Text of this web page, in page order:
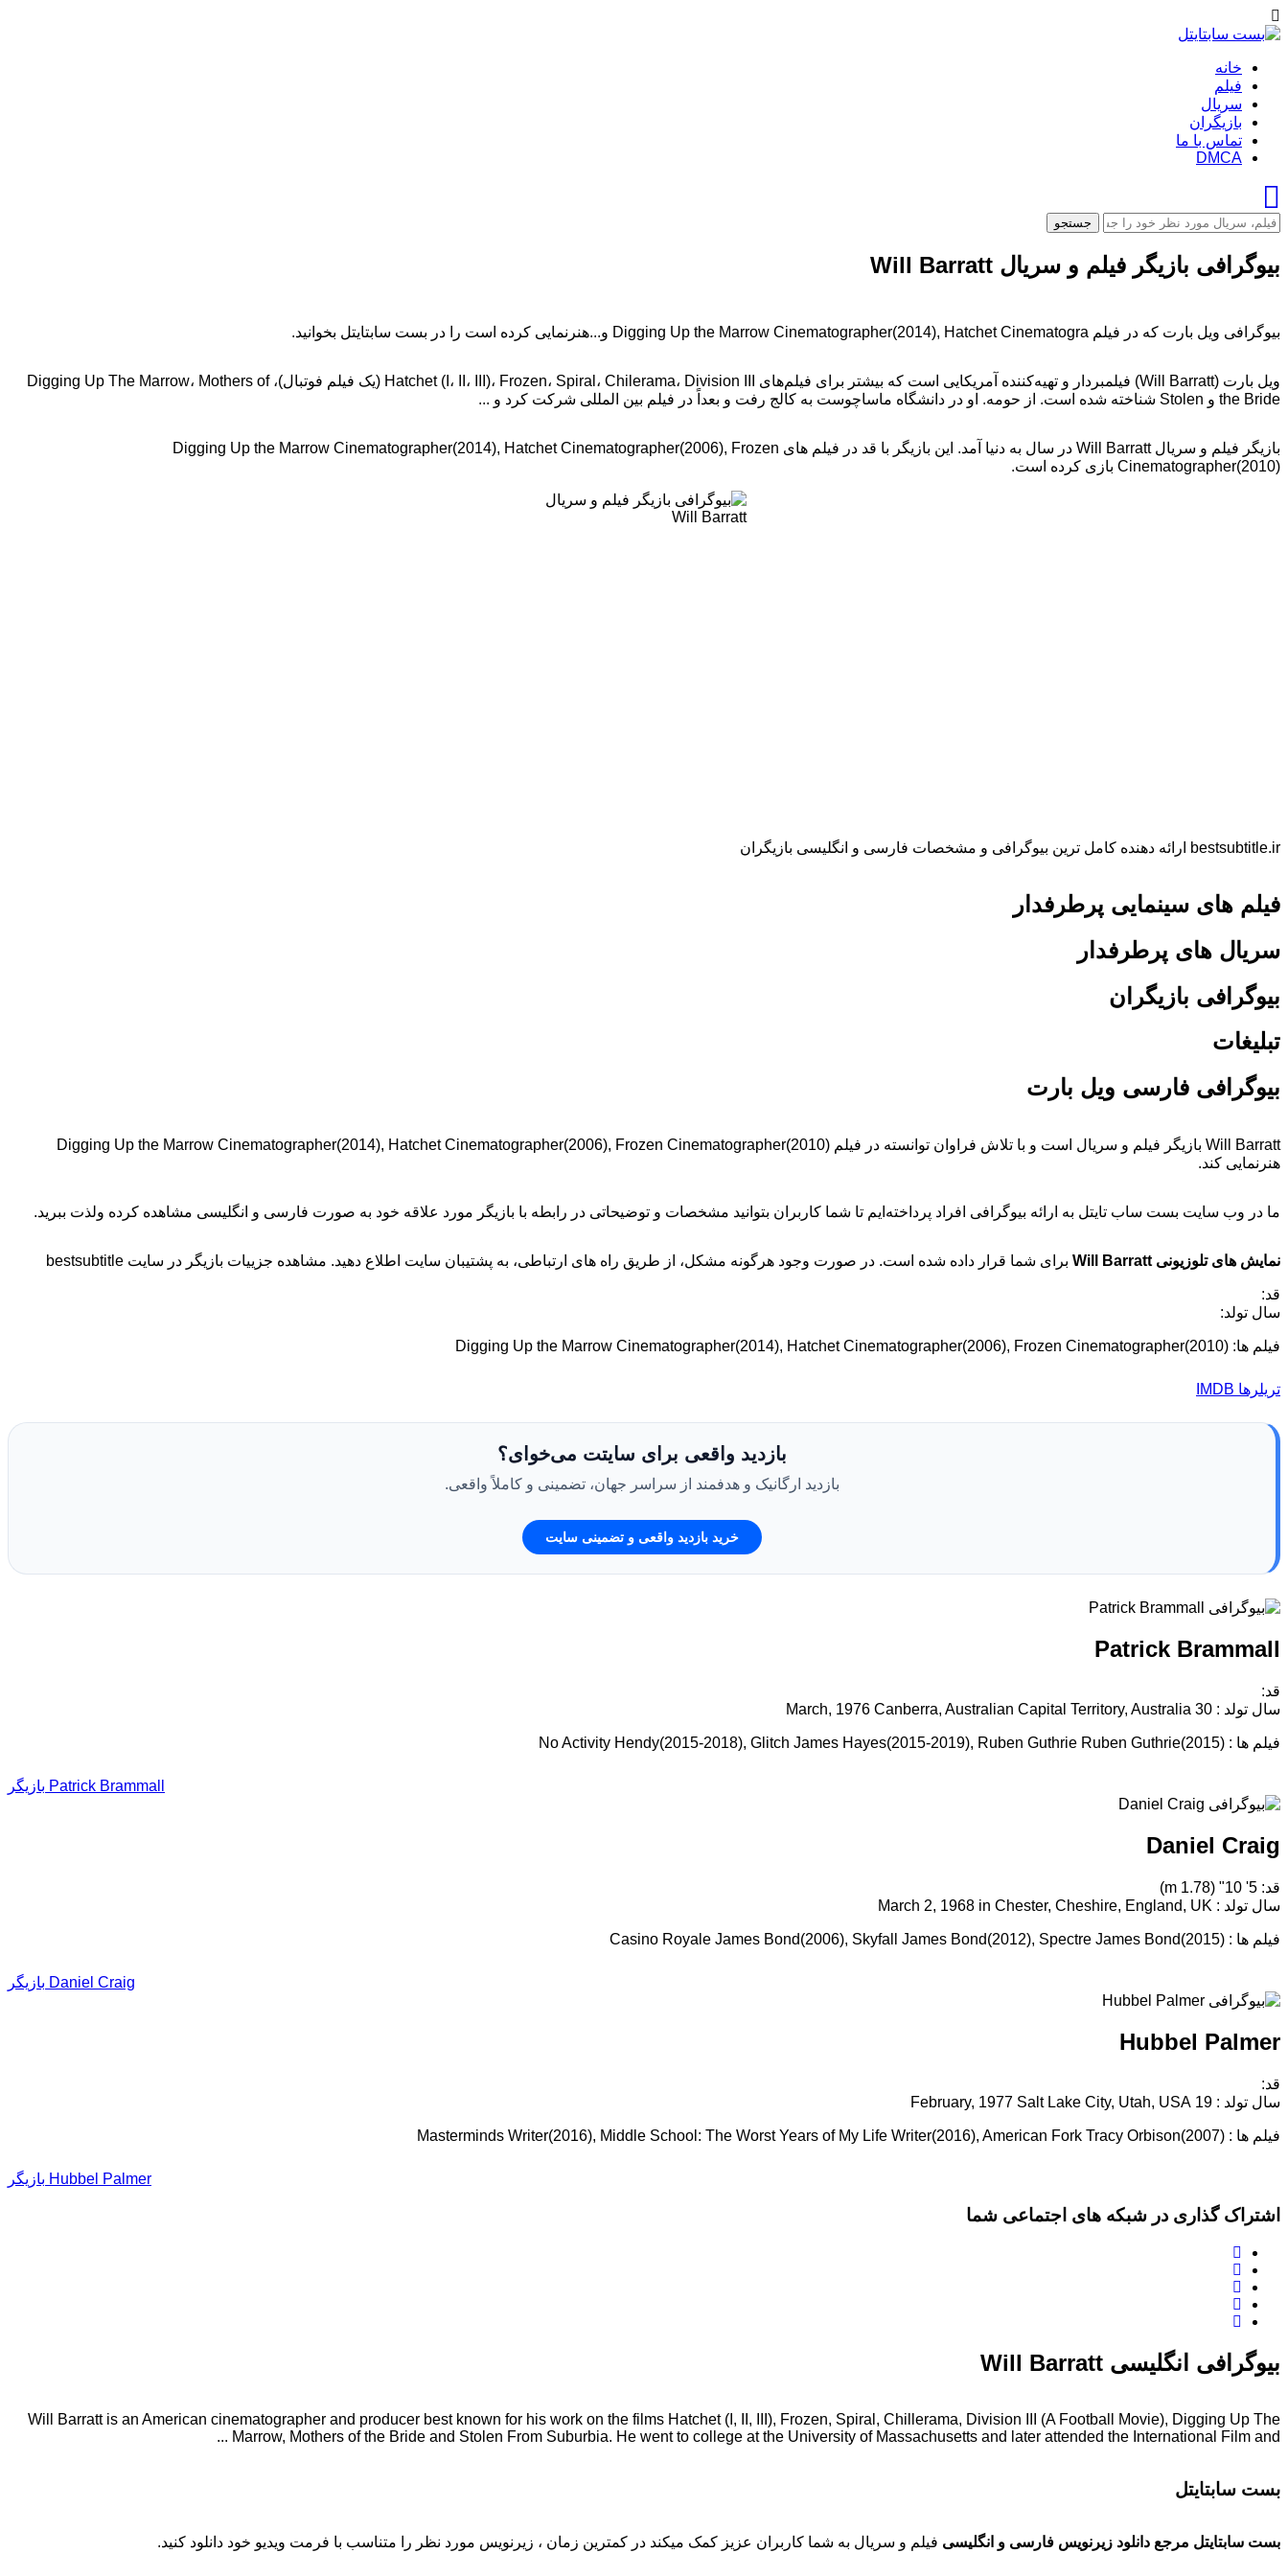
خانه
فیلم
سریال
بازیگران
تماس با ما
DMCA
جستجو
بیوگرافی بازیگر فیلم و سریال Will Barratt
بیوگرافی ویل بارت که در فیلم Digging Up the Marrow Cinematographer(2014), Hatchet Cinematogra و...هنرنمایی کرده است را در بست سابتایتل بخوانید.
ویل بارت (Will Barratt) فیلمبردار و تهیه‌کننده آمریکایی است که بیشتر برای فیلم‌های Hatchet (I، II، III)، Frozen، Spiral، Chilerama، Division III (یک فیلم فوتبال)، Digging Up The Marrow، Mothers of
the Bride و Stolen شناخته شده است. از حومه. او در دانشگاه ماساچوست به کالج رفت و بعداً در فیلم بین المللی شرکت کرد و ...
بازیگر فیلم و سریال Will Barratt در سال به دنیا آمد. این بازیگر با قد در فیلم های Digging Up the Marrow Cinematographer(2014), Hatchet Cinematographer(2006), Frozen
Cinematographer(2010) بازی کرده است.
bestsubtitle.ir ارائه دهنده کامل ترین بیوگرافی و مشخصات فارسی و انگلیسی بازیگران
فیلم های سینمایی پرطرفدار
سریال های پرطرفدار
بیوگرافی بازیگران
تبلیغات
بیوگرافی فارسی ویل بارت
Will Barratt بازیگر فیلم و سریال است و با تلاش فراوان توانسته در فیلم Digging Up the Marrow Cinematographer(2014), Hatchet Cinematographer(2006), Frozen Cinematographer(2010)
هنرنمایی کند.
ما در وب سایت بست ساب تایتل به ارائه بیوگرافی افراد پرداخته‌ایم تا شما کاربران بتوانید مشخصات و توضیحاتی در رابطه با بازیگر مورد علاقه خود به صورت فارسی و انگلیسی مشاهده کرده ولذت ببرید.
نمایش های تلوزیونی Will Barratt برای شما قرار داده شده است. در صورت وجود هرگونه مشکل، از طریق راه های ارتباطی، به پشتیبان سایت اطلاع دهید. مشاهده جزییات بازیگر در سایت bestsubtitle
قد:
سال تولد:
فیلم ها: Digging Up the Marrow Cinematographer(2014), Hatchet Cinematographer(2006), Frozen Cinematographer(2010)
تریلرها IMDB
بازدید واقعی برای سایتت می‌خوای؟
بازدید ارگانیک و هدفمند از سراسر جهان، تضمینی و کاملاً واقعی.
خرید بازدید واقعی و تضمینی سایت
Patrick Brammall
قد:
سال تولد : 30 March, 1976 Canberra, Australian Capital Territory, Australia
فیلم ها : No Activity Hendy(2015-2018), Glitch James Hayes(2015-2019), Ruben Guthrie Ruben Guthrie(2015)
بازیگر Patrick Brammall
Daniel Craig
قد: 5' 10" (1.78 m)
سال تولد : March 2, 1968 in Chester, Cheshire, England, UK
فیلم ها : Casino Royale James Bond(2006), Skyfall James Bond(2012), Spectre James Bond(2015)
بازیگر Daniel Craig
Hubbel Palmer
قد:
سال تولد : 19 February, 1977 Salt Lake City, Utah, USA
فیلم ها : Masterminds Writer(2016), Middle School: The Worst Years of My Life Writer(2016), American Fork Tracy Orbison(2007)
بازیگر Hubbel Palmer
اشتراک گذاری در شبکه های اجتماعی شما
بیوگرافی انگلیسی Will Barratt
Will Barratt is an American cinematographer and producer best known for his work on the films Hatchet (I, II, III), Frozen, Spiral, Chillerama, Division III (A Football Movie), Digging Up The
Marrow, Mothers of the Bride and Stolen From Suburbia. He went to college at the University of Massachusetts and later attended the International Film and ...
بست سابتایتل
بست سابتایتل مرجع دانلود زیرنویس فارسی و انگلیسی فیلم و سریال به شما کاربران عزیز کمک میکند در کمترین زمان ، زیرنویس مورد نظر را متناسب با فرمت ویدیو خود دانلود کنید.